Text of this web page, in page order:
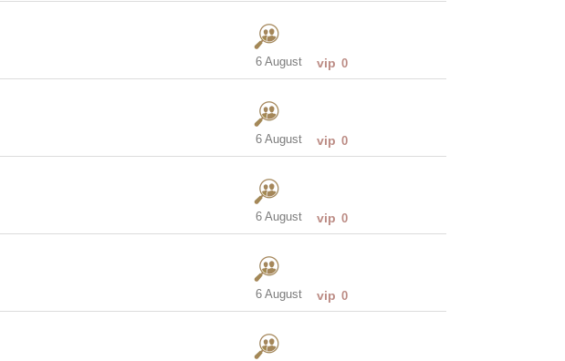
6 August vip 0
6 August vip 0
6 August vip 0
6 August vip 0